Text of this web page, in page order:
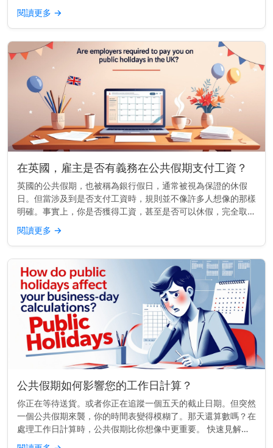
很大程度上取決於你工作的地點以及你的雇傭合約內容。 快速
見解： 在許多地...
閱讀更多 →
在英國，雇主是否有義務在公共假期支付工資？
英國的公共假期，也被稱為銀行假日，通常被視為保證的休假
日。但當涉及到是否支付工資時，規則並不像許多人想像的那樣
明確。事實上，你是否獲得工資，甚至是否可以休假，完全取決
於你的合約內容。 重點提示： 在英國，除非你的合約另有規
定，否則雇主法律上...
閱讀更多 →
公共假期如何影響您的工作日計算？
你正在等待送貨。或者你正在追蹤一個五天的截止日期。但突然
一個公共假期來襲，你的時間表變得模糊了。那天還算數嗎？在
處理工作日計算時，公共假期比你想像中更重要。 快速見解：
公共假期不算作工作日。它們會延長時間表，推遲截止日期，並